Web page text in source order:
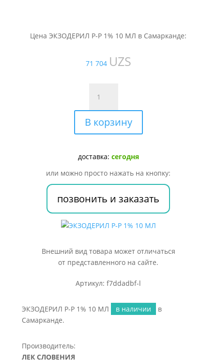
Цена ЭКЗОДЕРИЛ Р-Р 1% 10 МЛ в Самарканде:
71 704 UZS
товара
ЭКЗОДЕРИЛ
Р-
Р
10
В корзину
доставка: сегодня
или можно просто нажать на кнопку:
позвонить и заказать
Внешний вид товара может отличаться
от представленного на сайте.
Артикул: f7ddadbf-l
ЭКЗОДЕРИЛ Р-Р 1% 10 МЛ в наличии
в
Самарканде.
Производитель:
ЛЕК СЛОВЕНИЯ